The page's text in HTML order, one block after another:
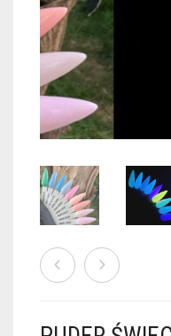
PUDRY BROKATOWE
PUDRY Z DROBINKAMI
PUDRY KOLOR PUR
PUDRY BUDUJĄCE
PUDRY DO FRENCH
PUDRY GALAXY
PUDRY SPARKLE
PUDRY TERMICZNE
PUDRY ŚWIECĄCE
FOIL DIP
KOSZYK